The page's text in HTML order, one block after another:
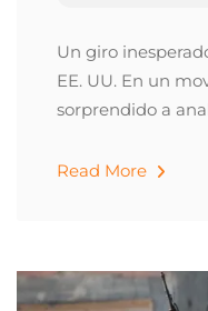
Un giro
EE. UU. En un
sorprendido a
Read More